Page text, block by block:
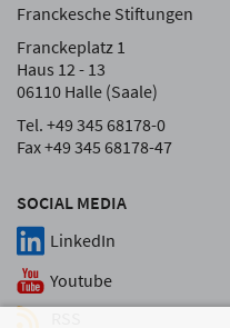
SOCIAL MEDIA
LinkedIn
Youtube
Franckesche Stiftungen
Franckeplatz 1
Haus 12 - 13
06110 Halle (Saale)
Tel. +49 345 68178-0
Fax +49 345 68178-47